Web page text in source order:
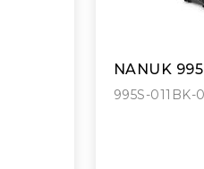
NANUK
995S-011BK-